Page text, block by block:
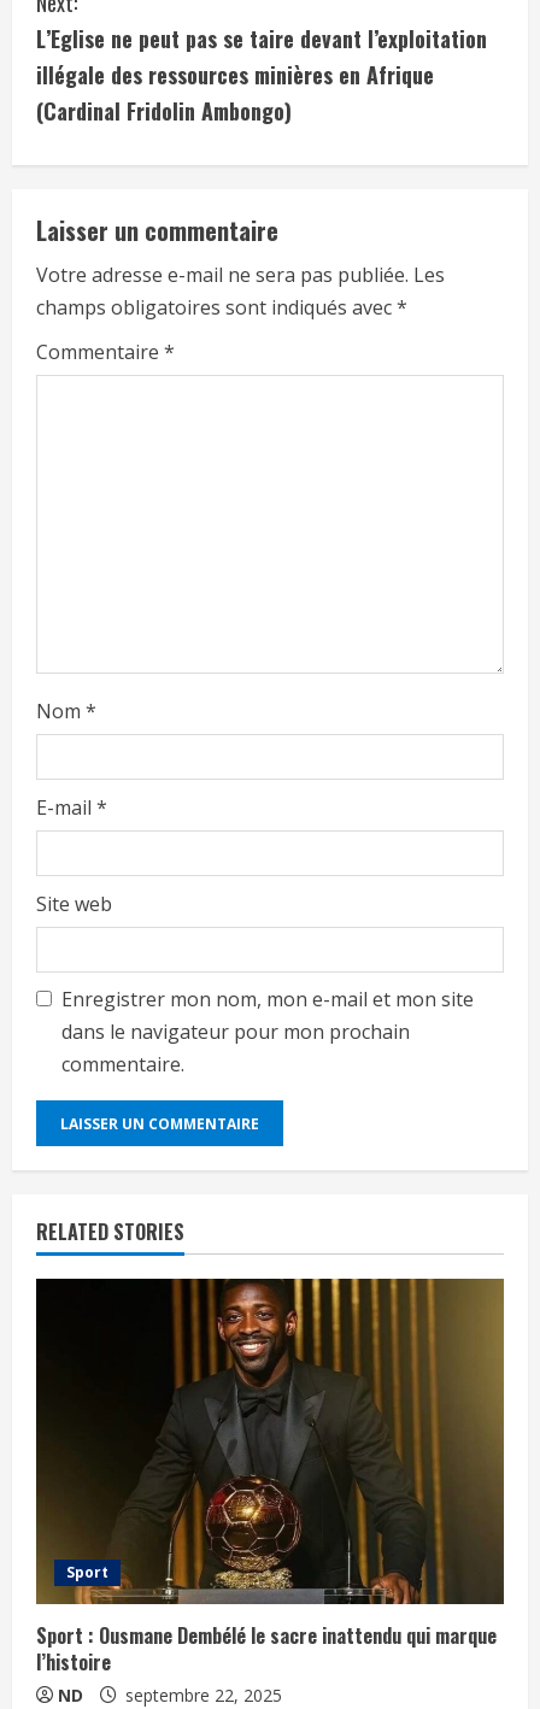
L’Eglise ne peut pas se taire devant l’exploitation
illégale des ressources minières en Afrique
(Cardinal Fridolin Ambongo)
Laisser un commentaire
Votre adresse e-mail ne sera pas publiée. Les
champs obligatoires sont indiqués avec*
Commentaire *
Nom *
E-mail *
Site web
Enregistrer mon nom, mon e-mail et mon site
dans le navigateur pour mon prochain
commentaire.
RELATED STORIES
Sport
Sport : Ousmane Dembélé le sacre inattendu qui marque
l’histoire
ND septembre 22, 2025